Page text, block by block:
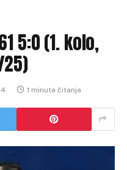
5:0 (1. kolo,
25)
1 minuta čitanja